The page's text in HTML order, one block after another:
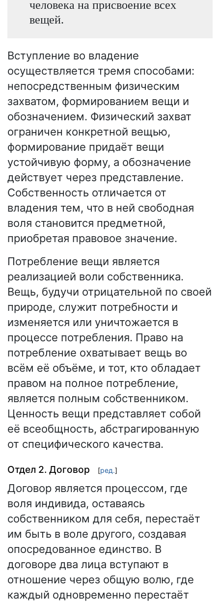
человека на присвоение всех
вещей.
Вступление во владение
осуществляется тремя способами:
непосредственным физическим
захватом, формированием вещи и
обозначением. Физический захват
ограничен конкретной вещью,
формирование придаёт вещи
устойчивую форму, а обозначение
действует через представление.
Собственность отличается от
владения тем, что в ней свободная
воля становится предметной,
приобретая правовое значение.
Потребление вещи является
реализацией воли собственника.
Вещь, будучи отрицательной по своей
природе, служит потребности и
изменяется или уничтожается в
процессе потребления. Право на
потребление охватывает вещь во
всём её объёме, и тот, кто обладает
правом на полное потребление,
является полным собственником.
Ценность вещи представляет собой
её всеобщность, абстрагированную
от специфического качества.
Отдел 2. Договор [ред.]
Договор является процессом, где
воля индивида, оставаясь
собственником для себя, перестаёт
им быть в воле другого, создавая
опосредованное единство. В
договоре два лица вступают в
отношение через общую волю, где
каждый одновременно перестаёт